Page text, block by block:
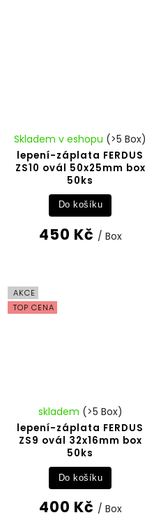
lepení-záplata FERDUS
ZS10 ovál 50x25mm box
50ks
Skladem v eshopu (>5 Box)
450 Kč / Box
Do košíku
AKCE
TOP CENA
lepení-záplata FERDUS
ZS9 ovál 32x16mm box
50ks
skladem (>5 Box)
400 Kč / Box
Do košíku